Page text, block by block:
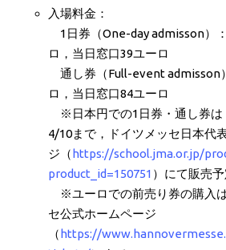
入場料金：
1日券（One-day admisson）
ロ，当日窓口39ユーロ
通し券（Full-event admisson
ロ，当日窓口84ユーロ
※日本円での1日券・通し券は
4/10まで，ドイツメッセ日本代
ジ（https://school.jma.or.jp/
product_id=150751 ）にて販売予
※ユーロでの前売り券の購入
セ公式ホームページ
（https://